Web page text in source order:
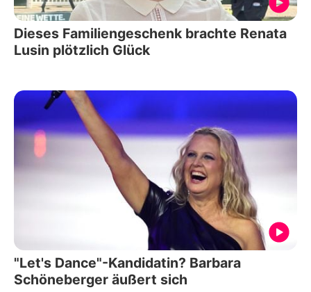
Dieses Familiengeschenk brachte Renata
Lusin plötzlich Glück
"Let's Dance"-Kandidatin? Barbara
Schöneberger äußert sich